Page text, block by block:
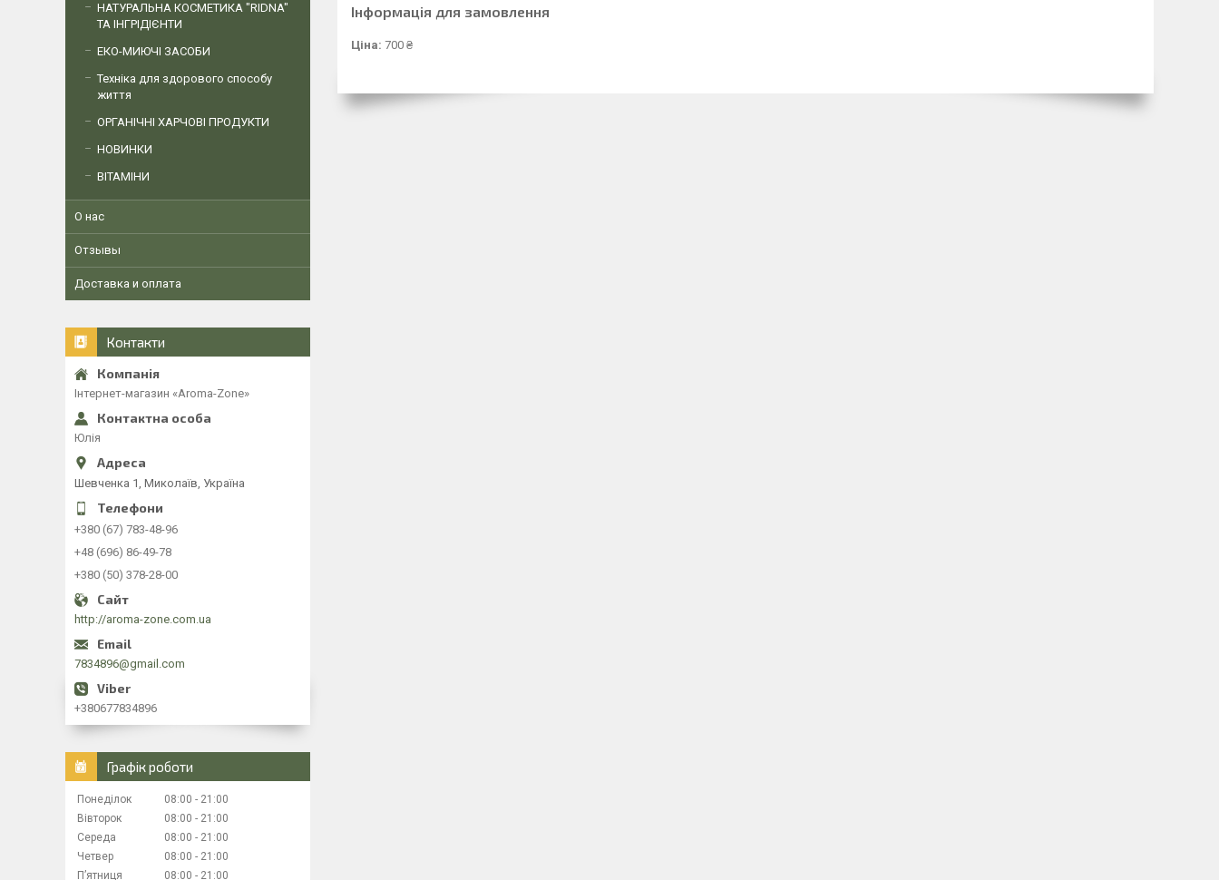
Інформація для замовлення
Ціна: 700 ₴
НАТУРАЛЬНА КОСМЕТИКА "RIDNA"
ТА ІНГРІДІЄНТИ
ЕКО-МИЮЧІ ЗАСОБИ
Техніка для здорового способу
життя
ОРГАНІЧНІ ХАРЧОВІ ПРОДУКТИ
НОВИНКИ
ВІТАМІНИ
О нас
Отзывы
Доставка и оплата
Контакти
Інтернет-магазин «Aroma-Zone»
Юлія
Шевченка 1, Миколаїв, Україна
+380 (67) 783-48-96
+48 (696) 86-49-78
+380 (50) 378-28-00
http://aroma-zone.com.ua
7834896@gmail.com
+380677834896
Графік роботи
Понеділок 08:00
21:00
Вівторок
08:00
21:00
Середа
08:00
21:00
Четвер
08:00
21:00
Пʼятниця
08:00 21:00